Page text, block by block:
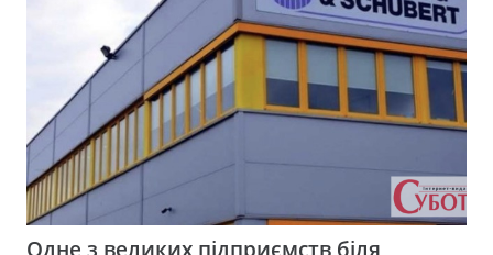
Одне з великих підприємств біля